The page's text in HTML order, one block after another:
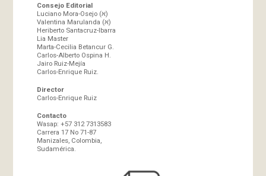
Consejo Editorial
Luciano Mora-Osejo (א)
Valentina Marulanda (א)
Heriberto Santacruz-Ibarra
Lia Master
Marta-Cecilia Betancur G.
Carlos-Alberto Ospina H.
Jairo Ruiz-Mejía
Carlos-Enrique Ruiz.
Director
Carlos-Enrique Ruiz
Contacto
Wasap: +57 312 7313583
Carrera 17 No 71-87
Manizales, Colombia,
Sudamérica.